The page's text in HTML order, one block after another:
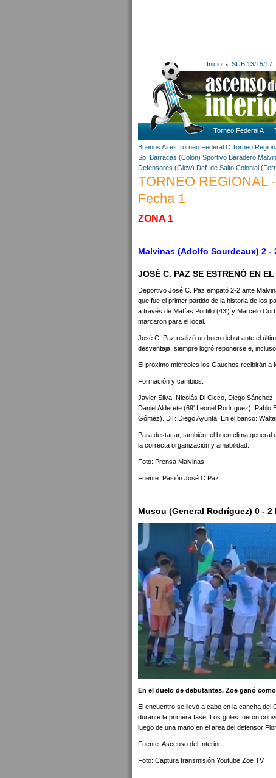
Inicio SUB 13/15/17
Torneo Federal A
Buenos Aires Torneo Federal C Torneo
Sp. Barracas (Colon) Sportivo Baradero
Defensores (Glew) Def. de Salto Colonial
TORNEO REGIONAL
Fecha 1
ZONA 1
Malvinas (Adolfo Sourdeaux) 2 -
JOSÉ C. PAZ SE ESTRENÓ EN
Deportivo José C. Paz empató 2-2 ante
que fue el primer partido de la historia de los
a través de Matías Portillo (43') y Marcelo
marcaron para el local.
José C. Paz realizó un buen debut ante el
desventaja, siempre logró reponerse e,
El próximo miércoles los Gauchos recibirán a
Formación y cambios:
Javier Silva; Nicolás Di Cicco, Diego
Daniel Alderete (69' Leonel Rodríguez),
Gómez). DT: Diego Ayunta. En el banco:
Para destacar, también, el buen clima
la correcta organización y amabilidad.
Foto: Prensa Malvinas
Fuente: Pasión José C Paz
Musou (General Rodríguez) 0 - 2
En el duelo de debutantes, Zoe ganó
El encuentro se llevó a cabo en la cancha del
durante la primera fase. Los goles fueron
luego de una mano en el area del defensor
Fuente: Ascenso del Interior
Foto: Captura transmisión Youtube Zoe TV